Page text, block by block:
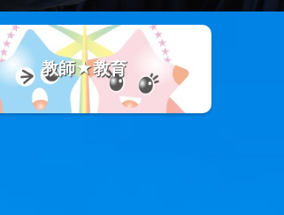
教師★教育